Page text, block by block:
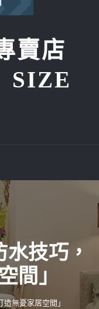
賣店
SIZE
水技巧，
間」
造無憂家居空間」